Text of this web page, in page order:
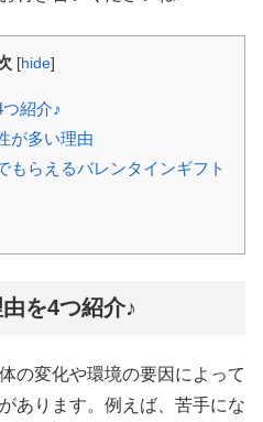
[hide]
紹介♪
が多い理由
もらえるバレンタインギフト
を4つ紹介♪
の変化や環境の要因によって
あります。例えば、苦手にな